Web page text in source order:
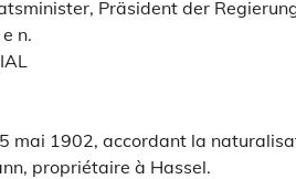
Präsident der
n.
mai 1902, accordant la
propriétaire à Hassel.